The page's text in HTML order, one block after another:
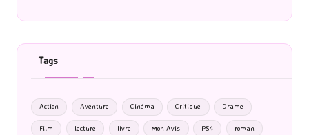
Tags
Action Aventure Cinéma Critique Drame
Film lecture livre Mon Avis PS4 roman